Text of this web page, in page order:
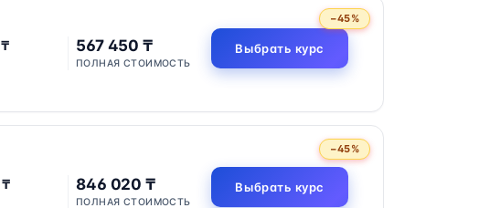
−45%
567 450 ₸
ПОЛНАЯ СТОИМОСТЬ
Выбрать курс
−45%
₸ 846 020 ₸
ПОЛНАЯ СТОИМОСТЬ
Выбрать курс